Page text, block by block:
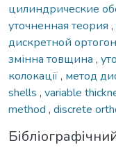
цилиндрические
уточненная теория ,
дискретной
змінна товщина ,
колокації, метод
shells , variable
method , discrete